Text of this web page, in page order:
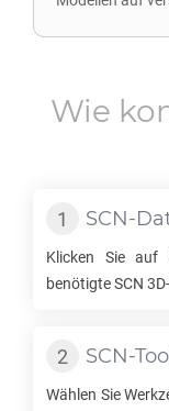
Wie
SCN-
Klicken Sie auf
benötigteSCN
SCN-
Wählen Sie